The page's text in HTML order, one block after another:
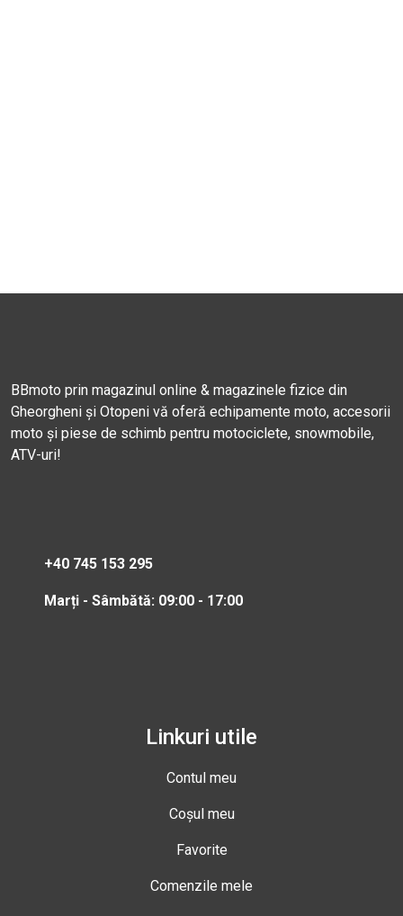
BBmoto prin magazinul online & magazinele fizice din
Gheorgheni și Otopeni vă oferă echipamente moto, accesorii
moto și piese de schimb pentru motociclete, snowmobile,
ATV-uri!
+40 745 153 295
Marți - Sâmbătă: 09:00 - 17:00
Linkuri utile
Contul meu
Coșul meu
Favorite
Comenzile mele